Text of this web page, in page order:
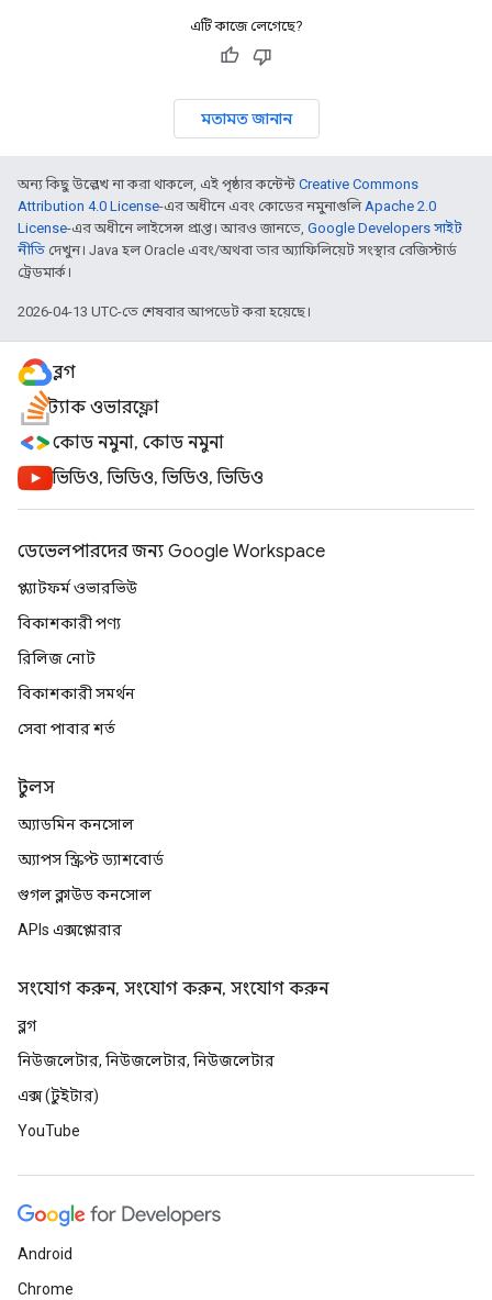
এটি কাজে লেগেছে?
মতামত জানান
অন্য কিছু উল্লেখ না করা থাকলে, এই পৃষ্ঠার কন্টেন্ট Creative Commons
Attribution 4.0 License-এর অধীনে এবং কোডের নমুনাগুলিApache 2.0
License-এর অধীনে লাইসেন্স প্রাপ্ত। আরও জানতে, Google Developers সাইট
নীতি দেখুন। Java হল Oracle এবং/অথবা তার অ্যাফিলিয়েট সংস্থার রেজিস্টার্ড
ট্রেডমার্ক।
2026-04-13 UTC-তে শেষবার আপডেট করা হয়েছে।
ব্লগ
স্ট্যাক ওভারফ্লো
কোড নমুনা, কোড নমুনা
ভিডিও, ভিডিও, ভিডিও, ভিডিও
ডেভেলপারদের জন্য Google Workspace
প্ল্যাটফর্ম ওভারভিউ
বিকাশকারী পণ্য
রিলিজ নোট
বিকাশকারী সমর্থন
সেবা পাবার শর্ত
টুলস
অ্যাডমিন কনসোল
অ্যাপস স্ক্রিপ্ট ড্যাশবোর্ড
গুগল ক্লাউড কনসোল
APIs এক্সপ্লোরার
সংযোগ করুন, সংযোগ করুন, সংযোগ করুন
ব্লগ
নিউজলেটার, নিউজলেটার, নিউজলেটার
এক্স (টুইটার)
YouTube
Android
Chrome